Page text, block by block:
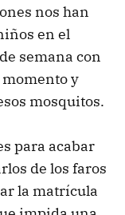
nos han
en el
semana con
y
mosquitos.
para acabar
de los faros
la matrícula